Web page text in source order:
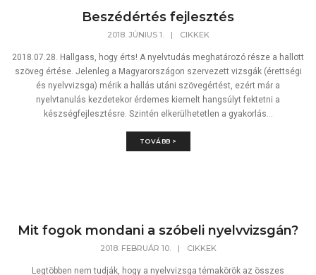
Beszédértés fejlesztés
2018. JÚNIUS 1. | CIKKEK
2018.07.28. Hallgass, hogy érts! A nyelvtudás meghatározó része a hallott
szöveg értése. Jelenleg a Magyarországon szervezett vizsgák (érettségi
és nyelvvizsga) mérik a hallás utáni szövegértést, ezért már a
nyelvtanulás kezdetekor érdemes kiemelt hangsúlyt fektetni a
készségfejlesztésre. Szintén elkerülhetetlen a gyakorlás...
TOVÁBB >
Mit fogok mondani a szóbeli nyelvvizsgán?
2018. FEBRUÁR 10. | CIKKEK
Legtöbben nem tudják, hogy a nyelvvizsga témakörök az összes